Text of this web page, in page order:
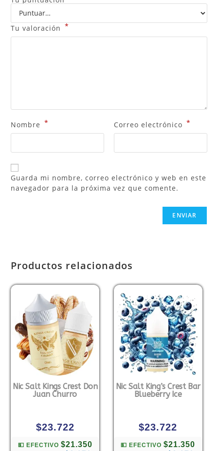
Tu valoración *
Nombre * Correo electrónico *
Guarda mi nombre, correo electrónico y web en este
navegador para la próxima vez que comente.
Productos relacionados
Nic Salt Kings Crest Don
Juan Churro
$23.722
💵 EFECTIVO $21.350
Nic Salt King’s Crest Bar
Blueberry Ice
$23.722
💵 EFECTIVO$21.350